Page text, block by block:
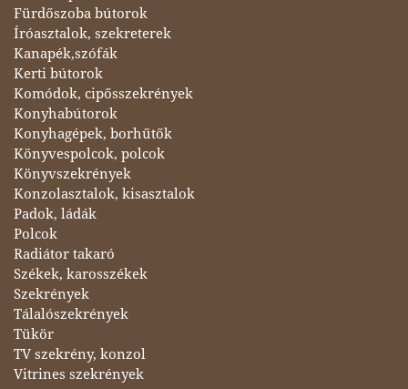
Fürdőszoba bútorok
Íróasztalok, szekreterek
Kanapék,szófák
Kerti bútorok
Komódok, cipősszekrények
Konyhabútorok
Konyhagépek, borhűtők
Könyvespolcok, polcok
Könyvszekrények
Konzolasztalok, kisasztalok
Padok, ládák
Polcok
Radiátor takaró
Székek, karosszékek
Szekrények
Tálalószekrények
Tükör
TV szekrény, konzol
Vitrines szekrények